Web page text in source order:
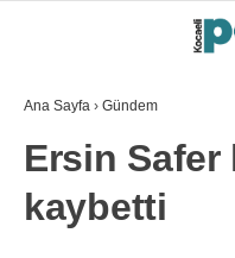
Ana Sayfa › Gündem
Ersin Safer
kaybetti